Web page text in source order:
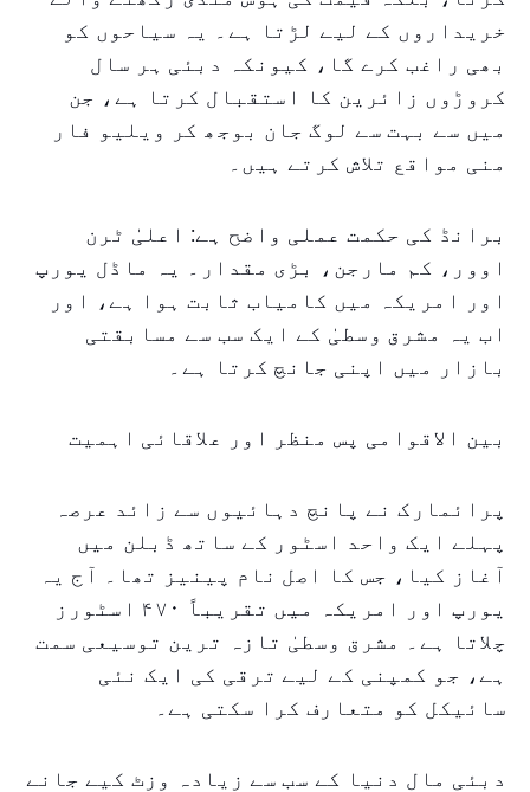
خریداروں کے لیے لڑتا ہے۔ یہ سیاحوں کو
بھی راغب کرے گا، کیونکہ دبئی ہر سال
کروڑوں زائرین کا استقبال کرتا ہے، جن
میں سے بہت سے لوگ جان بوجھ کر ویلیو فار
منی مواقع تلاش کرتے ہیں۔
برانڈ کی حکمت عملی واضح ہے: اعلیٰ ٹرن
اوور، کم مارجن، بڑی مقدار۔ یہ ماڈل یورپ
اور امریکہ میں کامیاب ثابت ہوا ہے، اور
اب یہ مشرق وسطیٰ کے ایک سب سے مسابقتی
بازار میں اپنی جانچ کرتا ہے۔
بین الاقوامی پس منظر اور علاقائی اہمیت
پرائمارک نے پانچ دہائیوں سے زائد عرصہ
پہلے ایک واحد اسٹور کے ساتھ ڈبلن میں
آغاز کیا، جس کا اصل نام پینیز تھا۔ آج یہ
یورپ اور امریکہ میں تقریباً ۴۷۰ اسٹورز
چلاتا ہے۔ مشرق وسطیٰ تازہ ترین توسیعی سمت
ہے، جو کمپنی کے لیے ترقی کی ایک نئی
سائیکل کو متعارف کرا سکتی ہے۔
دبئی مال دنیا کے سب سے زیادہ وزٹ کیے جانے